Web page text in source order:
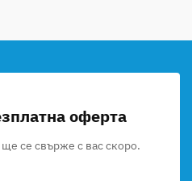
оферта
се свърже с вас скоро.